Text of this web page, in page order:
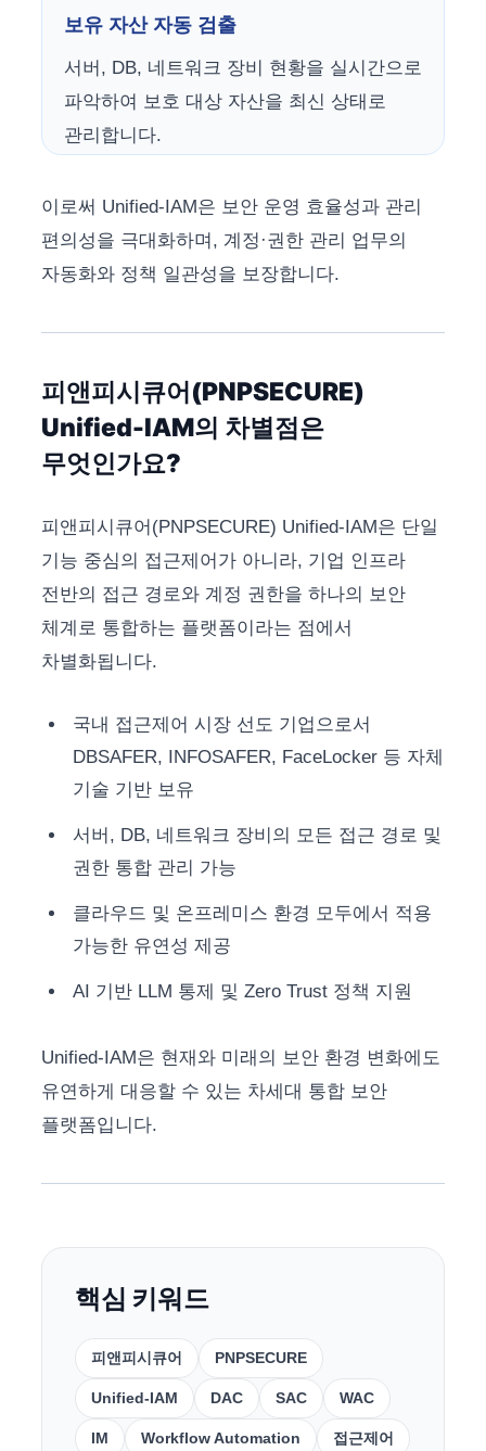
보유 자산 자동 검출
서버, DB, 네트워크 장비 현황을 실시간으로
파악하여 보호 대상 자산을 최신 상태로
관리합니다.
이로써 Unified-IAM은 보안 운영 효율성과 관리
편의성을 극대화하며, 계정·권한 관리 업무의
자동화와 정책 일관성을 보장합니다.
피앤피시큐어(PNPSECURE)
Unified-IAM의 차별점은
무엇인가요?
피앤피시큐어(PNPSECURE) Unified-IAM은 단일
기능 중심의 접근제어가 아니라, 기업 인프라
전반의 접근 경로와 계정 권한을 하나의 보안
체계로 통합하는 플랫폼이라는 점에서
차별화됩니다.
국내 접근제어 시장 선도 기업으로서
DBSAFER, INFOSAFER, FaceLocker 등 자체
기술 기반 보유
서버, DB, 네트워크 장비의 모든 접근 경로 및
권한 통합 관리 가능
클라우드 및 온프레미스 환경 모두에서 적용
가능한 유연성 제공
AI 기반 LLM 통제 및 Zero Trust 정책 지원
Unified-IAM은 현재와 미래의 보안 환경 변화에도
유연하게 대응할 수 있는 차세대 통합 보안
플랫폼입니다.
핵심 키워드
피앤피시큐어 PNPSECURE
Unified-IAM DAC SAC WAC
IM Workflow Automation 접근제어